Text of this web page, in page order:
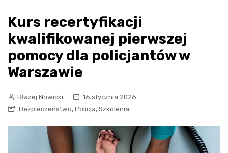
Kurs recertyfikacji
kwalifikowanej pierwszej
pomocy dla policjantów w
Warszawie
Błażej Nowicki
16 stycznia 2026
Bezpieczeństwo, Policja, Szkolenia